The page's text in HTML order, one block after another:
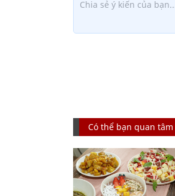
Có thể bạn quan tâm